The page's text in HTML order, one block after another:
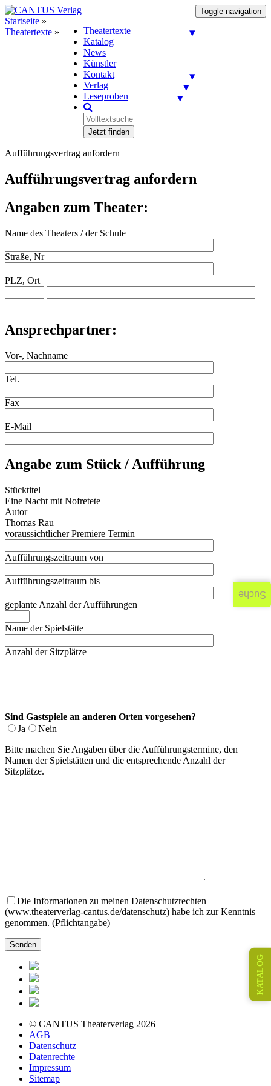
Toggle navigation
Theatertexte
Katalog
News
Künstler
Kontakt
Verlag
Leseproben
Jetzt finden
Startseite »
Theatertexte »
Aufführungsvertrag anfordern
Aufführungsvertrag anfordern
Angaben zum Theater:
Name des Theaters / der Schule
Straße, Nr
PLZ, Ort
Ansprechpartner:
Vor-, Nachname
Tel.
Fax
E-Mail
Angabe zum Stück / Aufführung
Stücktitel
Eine Nacht mit Nofretete
Autor
Thomas Rau
voraussichtlicher Premiere Termin
Aufführungszeitraum von
Aufführungszeitraum bis
geplante Anzahl der Aufführungen
Name der Spielstätte
Anzahl der Sitzplätze
Sind Gastspiele an anderen Orten vorgesehen?
Ja
Nein
Bitte machen Sie Angaben über die Aufführungstermine, den
Namen der Spielstätten und die entsprechende Anzahl der
Sitzplätze.
Die Informationen zu meinen Datenschutzrechten
(www.theaterverlag-cantus.de/datenschutz) habe ich zur Kenntnis
genommen. (Pflichtangabe)
© CANTUS Theaterverlag 2026
AGB
Datenschutz
Datenrechte
Impressum
Sitemap
KATALOG
Suche